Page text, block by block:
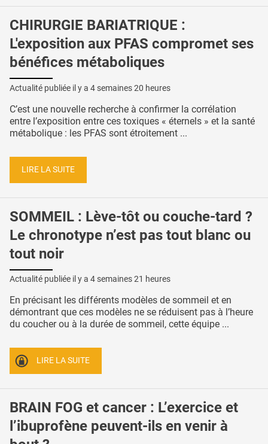
CHIRURGIE BARIATRIQUE :
L'exposition aux PFAS compromet ses
bénéfices métaboliques
Actualité publiée il y a 4 semaines 20 heures
C’est une nouvelle recherche à confirmer la corrélation
entre l’exposition entre ces toxiques « éternels » et la santé
métabolique : les PFAS sont étroitement ...
LIRE LA SUITE
SOMMEIL : Lève-tôt ou couche-tard ?
Le chronotype n’est pas tout blanc ou
tout noir
Actualité publiée il y a 4 semaines 21 heures
En précisant les différents modèles de sommeil et en
démontrant que ces modèles ne se réduisent pas à l’heure
du coucher ou à la durée de sommeil, cette équipe ...
LIRE LA SUITE
BRAIN FOG et cancer : L’exercice et
l’ibuprofène peuvent-ils en venir à